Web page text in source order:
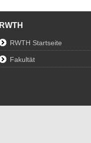
RWTH
RWTH Startseite
Fakultät